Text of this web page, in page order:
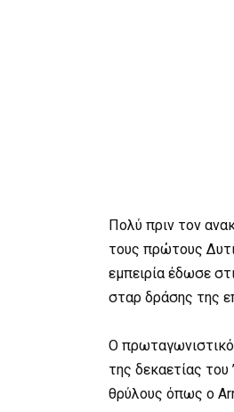
Πολύ πριν τον
τους πρώτους
εμπειρία έδωσε
σταρ δράσης της
Ο
της δεκαετίας
θρύλους όπως ο